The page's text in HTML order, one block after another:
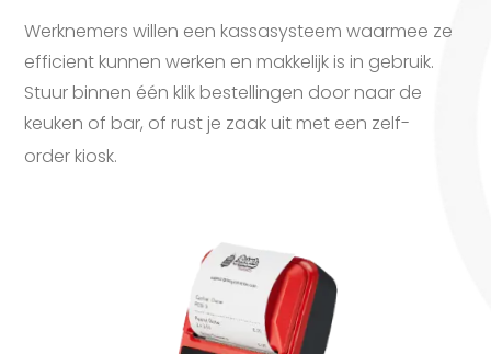
Werknemers willen een kassasysteem waarmee ze
efficient kunnen werken en makkelijk is in gebruik.
Stuur binnen één klik bestellingen door naar de
keuken of bar, of rust je zaak uit met een zelf-
order kiosk.